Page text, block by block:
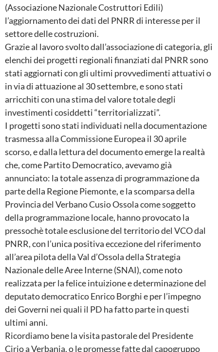
(Associazione Nazionale Costruttori Edili)
l’aggiornamento dei dati del PNRR di interesse per il
settore delle costruzioni.
Grazie al lavoro svolto dall’associazione di categoria, gli
elenchi dei progetti regionali finanziati dal PNRR sono
stati aggiornati con gli ultimi provvedimenti attuativi o
in via di attuazione al 30 settembre, e sono stati
arricchiti con una stima del valore totale degli
investimenti cosiddetti “territorializzati”.
I progetti sono stati individuati nella documentazione
trasmessa alla Commissione Europea il 30 aprile
scorso, e dalla lettura del documento emerge la realtà
che, come Partito Democratico, avevamo già
annunciato: la totale assenza di programmazione da
parte della Regione Piemonte, e la scomparsa della
Provincia del Verbano Cusio Ossola come soggetto
della programmazione locale, hanno provocato la
pressochè totale esclusione del territorio del VCO dal
PNRR, con l’unica positiva eccezione del riferimento
all’area pilota della Val d’Ossola della Strategia
Nazionale delle Aree Interne (SNAI), come noto
realizzata per la felice intuizione e determinazione del
deputato democratico Enrico Borghi e per l’impegno
dei Governi nei quali il PD ha fatto parte in questi
ultimi anni.
Ricordiamo bene la visita pastorale del Presidente
Cirio a Verbania, o le promesse fatte dal capogruppo